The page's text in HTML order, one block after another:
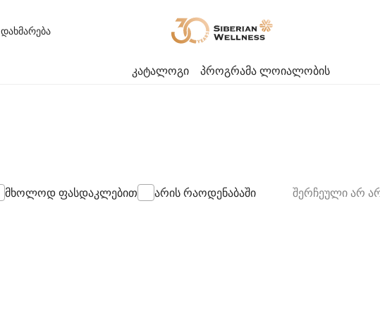
დახმარება
კატალოგი პროგრამა ლოიალობის
შერჩეული არ
მხოლოდ ფასდაკლებით არის რაოდენაბაში